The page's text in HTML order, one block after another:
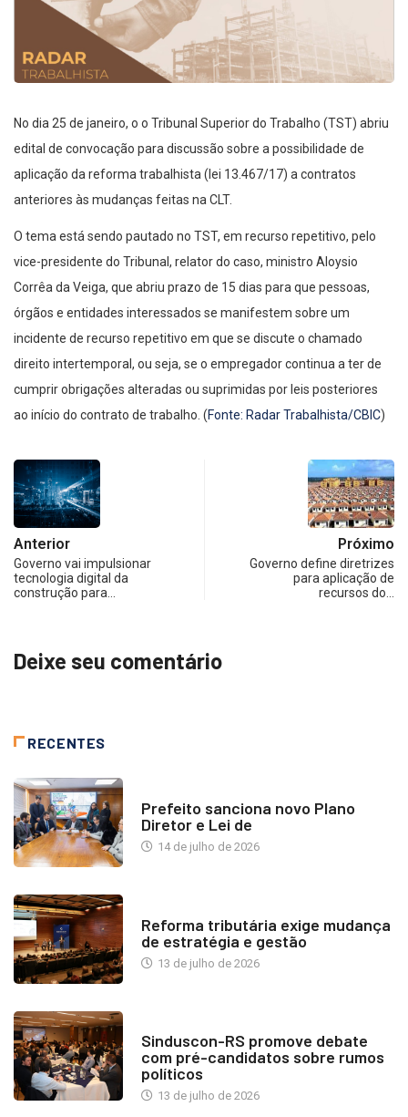
No dia 25 de janeiro, o o Tribunal Superior do Trabalho (TST) abriu
edital de convocação para discussão sobre a possibilidade de
aplicação da reforma trabalhista (lei 13.467/17) a contratos
anteriores às mudanças feitas na CLT.
O tema está sendo pautado no TST, em recurso repetitivo, pelo
vice-presidente do Tribunal, relator do caso, ministro Aloysio
Corrêa da Veiga, que abriu prazo de 15 dias para que pessoas,
órgãos e entidades interessados se manifestem sobre um
incidente de recurso repetitivo em que se discute o chamado
direito intertemporal, ou seja, se o empregador continua a ter de
cumprir obrigações alteradas ou suprimidas por leis posteriores
ao início do contrato de trabalho. (Fonte: Radar Trabalhista/CBIC)
Anterior
Governo vai impulsionar
tecnologia digital da
construção para…
Próximo
Governo define diretrizes
para aplicação de
recursos do…
Deixe seu comentário
RECENTES
Prefeito sanciona novo Plano
Diretor e Lei de
14 de julho de 2026
Reforma tributária exige mudança
de estratégia e gestão
13 de julho de 2026
Sinduscon-RS promove debate
com pré-candidatos sobre rumos
políticos
13 de julho de 2026